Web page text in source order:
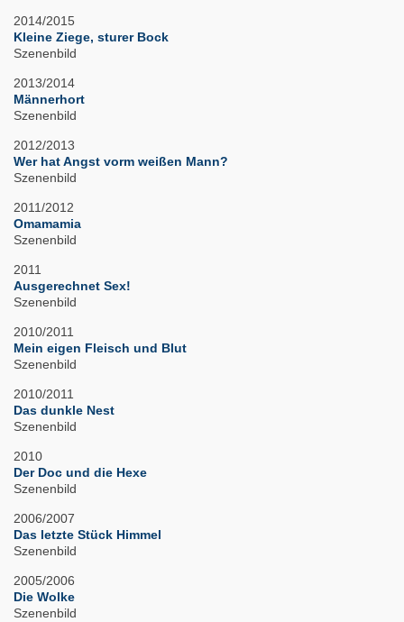
2014/2015
Kleine Ziege, sturer Bock
Szenenbild
2013/2014
Männerhort
Szenenbild
2012/2013
Wer hat Angst vorm weißen Mann?
Szenenbild
2011/2012
Omamamia
Szenenbild
2011
Ausgerechnet Sex!
Szenenbild
2010/2011
Mein eigen Fleisch und Blut
Szenenbild
2010/2011
Das dunkle Nest
Szenenbild
2010
Der Doc und die Hexe
Szenenbild
2006/2007
Das letzte Stück Himmel
Szenenbild
2005/2006
Die Wolke
Szenenbild